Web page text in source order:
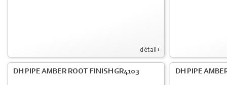
détail+
DH PIPE AMBER ROOT FINISH GR4103 DH PIPE